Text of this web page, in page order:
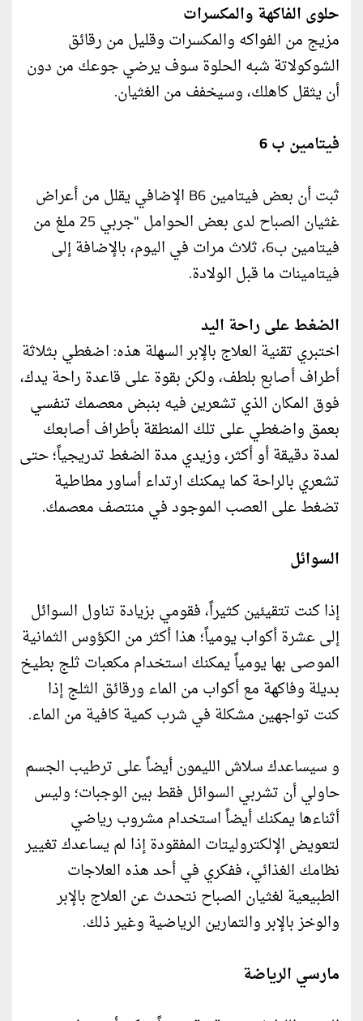
حلوى الفاكهة والمكسرات
مزيج من الفواكه والمكسرات وقليل من رقائق
الشوكولاتة شبه الحلوة سوف يرضي جوعك من دون
أن يثقل كاهلك، وسيخفف من الغثيان.
فيتامين ب 6
ثبت أن بعض فيتامين B6 الإضافي يقلل من أعراض
غثيان الصباح لدى بعض الحوامل "جربي 25 ملغ من
فيتامين ب6، ثلاث مرات في اليوم، بالإضافة إلى
فيتامينات ما قبل الولادة.
الضغط على راحة اليد
اختبري تقنية العلاج بالإبر السهلة هذه: اضغطي بثلاثة
أطراف أصابع بلطف، ولكن بقوة على قاعدة راحة يدك،
فوق المكان الذي تشعرين فيه بنبض معصمك تنفسي
بعمق واضغطي على تلك المنطقة بأطراف أصابعك
لمدة دقيقة أو أكثر، وزيدي مدة الضغط تدريجياً؛ حتى
تشعري بالراحة كما يمكنك ارتداء أساور مطاطية
تضغط على العصب الموجود في منتصف معصمك.
السوائل
إذا كنت تتقيئين كثيراً، فقومي بزيادة تناول السوائل
إلى عشرة أكواب يومياً؛ هذا أكثر من الكؤوس الثمانية
الموصى بها يومياً يمكنك استخدام مكعبات ثلج بطيخ
بديلة وفاكهة مع أكواب من الماء ورقائق الثلج إذا
كنت تواجهين مشكلة في شرب كمية كافية من الماء.
و سيساعدك سلاش الليمون أيضاً على ترطيب الجسم
حاولي أن تشربي السوائل فقط بين الوجبات؛ وليس
أثناءها يمكنك أيضاً استخدام مشروب رياضي
لتعويض الإلكتروليتات المفقودة إذا لم يساعدك تغيير
نظامك الغذائي، ففكري في أحد هذه العلاجات
الطبيعية لغثيان الصباح نتحدث عن العلاج بالإبر
والوخز بالإبر والتمارين الرياضية وغير ذلك.
مارسي الرياضة